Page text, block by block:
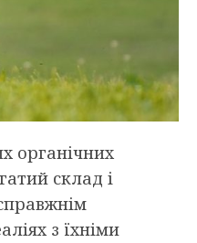
органічних
склад і
з їхніми